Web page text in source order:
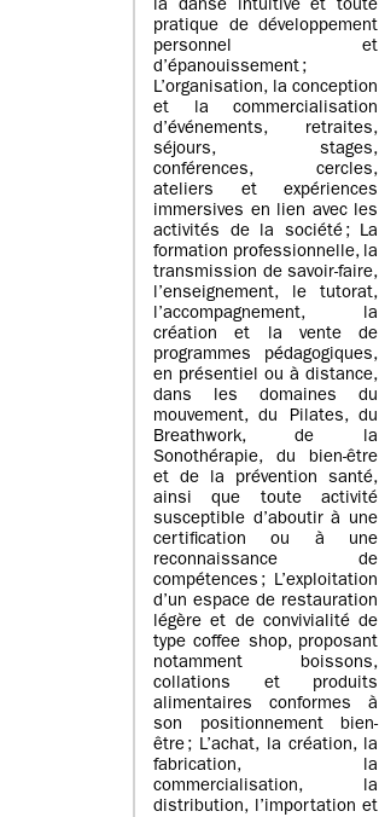
la danse intuitive et toute
pratique de développement
personnel et
d’épanouissement ;
L’organisation, la conception
et la commercialisation
d’événements, retraites,
séjours, stages,
conférences, cercles,
ateliers et expériences
immersives en lien avec les
activités de la société ; La
formation professionnelle, la
transmission de savoir-faire,
l’enseignement, le tutorat,
l’accompagnement, la
création et la vente de
programmes pédagogiques,
en présentiel ou à distance,
dans les domaines du
mouvement, du Pilates, du
Breathwork, de la
Sonothérapie, du bien-être
et de la prévention santé,
ainsi que toute activité
susceptible d’aboutir à une
certification ou à une
reconnaissance de
compétences ; L’exploitation
d’un espace de restauration
légère et de convivialité de
type coffee shop, proposant
notamment boissons,
collations et produits
alimentaires conformes à
son positionnement bien-
être ; L’achat, la création, la
fabrication, la
commercialisation, la
distribution, l’importation et